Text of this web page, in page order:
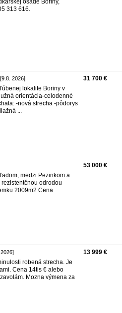
osade Boriny,
313 616.
2026]
lokalite Boriny v
orientácia-celodenné
-nová strecha -pôdorys
...
31 700 €
medzi Pezinkom a
odrodou
2009m2 Cena
53 000 €
robená strecha. Je
Cena 14tis € alebo
Mozna výmena za
13 999 €